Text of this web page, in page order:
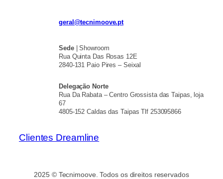
geral@tecnimoove.pt
Sede| Showroom
Rua Quinta Das Rosas 12E
2840-131 Paio Pires – Seixal
Delegação Norte
Rua Da Rabata – Centro Grossista das Taipas, loja
67
4805-152 Caldas das Taipas Tlf 253095866
Clientes Dreamline
2025 © Tecnimoove. Todos os direitos reservados